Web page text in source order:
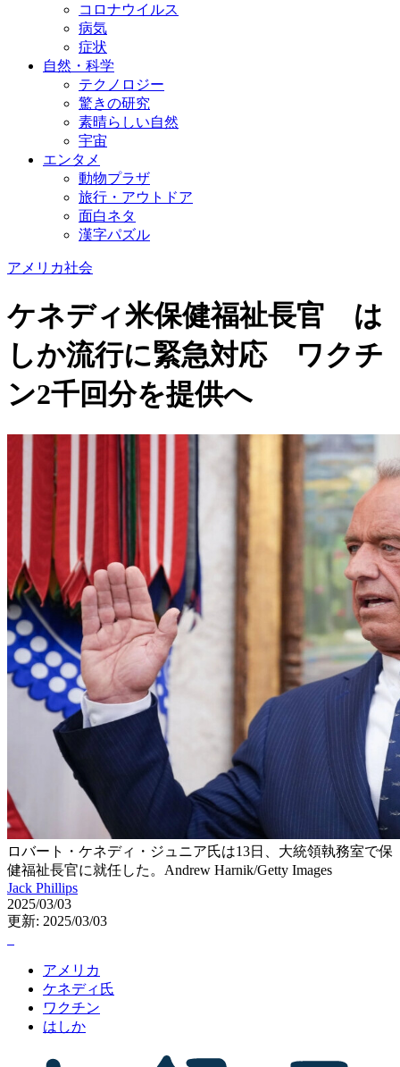
コロナウイルス
病気
症状
自然・科学
テクノロジー
驚きの研究
素晴らしい自然
宇宙
エンタメ
動物プラザ
旅行・アウトドア
面白ネタ
漢字パズル
アメリカ社会
ケネディ米保健福祉長官 は
しか流行に緊急対応 ワクチ
ン2千回分を提供へ
ロバート・ケネディ・ジュニア氏は13日、大統領執務室で保
健福祉長官に就任した。Andrew Harnik/Getty Images
Jack Phillips
2025/03/03
更新: 2025/03/03
アメリカ
ケネディ氏
ワクチン
はしか